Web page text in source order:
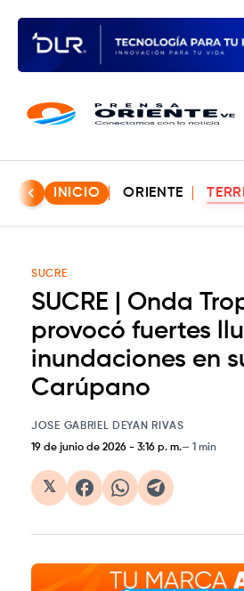
INICIO ORIENTE
SUCRE
SUCRE | Onda
provocó fuertes
inundaciones en
Carúpano
JOSE GABRIEL DEYAN RIVAS
19 de junio de 2026 - 3:16 p. m. 1 min
𝕏